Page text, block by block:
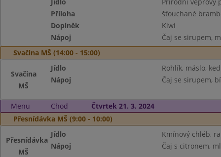
Příloha
šťouchané
Doplněk
Kiwi
Nápoj
Čaj se sirupem,
Svačina MŠ (14:00 - 15:00)
Svačina
MŠ
Jídlo
Rohlík, máslo,
Nápoj
Čaj se sirupem,
Menu Chod
Čtvrtek 21. 3. 2024
Přesnídávka MŠ (9:00 - 10:00)
Přesnídávka
MŠ
Jídlo
Kmínový chléb,
Nápoj
Čaj s citronem,